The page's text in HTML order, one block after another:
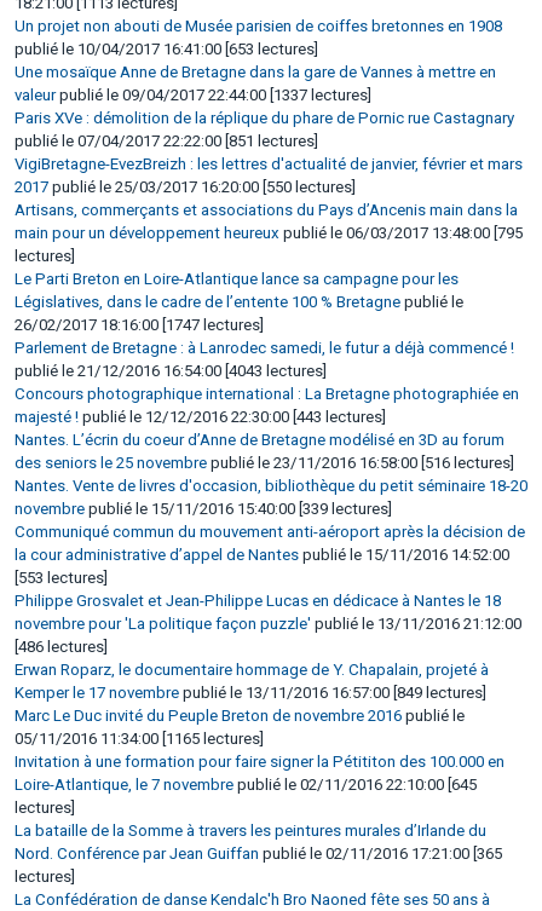
Un projet non abouti de Musée parisien de coiffes bretonnes en 1908
publié le 10/04/2017 16:41:00 [653 lectures]
Une mosaïque Anne de Bretagne dans la gare de Vannes à mettre en
valeurpublié le 09/04/2017 22:44:00 [1337 lectures]
Paris XVe : démolition de la réplique du phare de Pornic rue Castagnary
publié le 07/04/2017 22:22:00 [851 lectures]
VigiBretagne-EvezBreizh : les lettres d'actualité de janvier, février et mars
2017 publié le 25/03/2017 16:20:00 [550 lectures]
Artisans, commerçants et associations du Pays d’Ancenis main dans la
main pour un développement heureux publié le 06/03/2017 13:48:00 [795
lectures]
Le Parti Breton en Loire-Atlantique lance sa campagne pour les
Législatives, dans le cadre de l’entente 100 % Bretagne publié le
26/02/2017 18:16:00 [1747 lectures]
Parlement de Bretagne : à Lanrodec samedi, le futur a déjà commencé !
publié le 21/12/2016 16:54:00 [4043 lectures]
Concours photographique international : La Bretagne photographiée en
majesté ! publié le 12/12/2016 22:30:00 [443 lectures]
Nantes. L’écrin du coeur d’Anne de Bretagne modélisé en 3D au forum
des seniors le 25 novembre publié le 23/11/2016 16:58:00 [516 lectures]
Nantes. Vente de livres d'occasion, bibliothèque du petit séminaire 18-20
novembre publié le 15/11/2016 15:40:00 [339 lectures]
Communiqué commun du mouvement anti-aéroport après la décision de
la cour administrative d’appel de Nantes publié le 15/11/2016 14:52:00
[553 lectures]
Philippe Grosvalet et Jean-Philippe Lucas en dédicace à Nantes le 18
novembre pour 'La politique façon puzzle' publié le 13/11/2016 21:12:00
[486 lectures]
Erwan Roparz, le documentaire hommage de Y. Chapalain, projeté à
Kemper le 17 novembre publié le 13/11/2016 16:57:00 [849 lectures]
Marc Le Duc invité du Peuple Breton de novembre 2016 publié le
05/11/2016 11:34:00 [1165 lectures]
Invitation à une formation pour faire signer la Pétititon des 100.000 en
Loire-Atlantique, le 7 novembre publié le 02/11/2016 22:10:00 [645
lectures]
La bataille de la Somme à travers les peintures murales d’Irlande du
Nord. Conférence par Jean Guiffan publié le 02/11/2016 17:21:00 [365
lectures]
La Confédération de danse Kendalc'h Bro Naoned fête ses 50 ans à